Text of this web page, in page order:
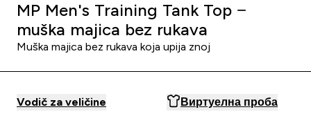
MP Men's Training Tank Top −
muška majica bez rukava
Muška majica bez rukava koja upija znoj
Vodič za veličine Виртуелна проба